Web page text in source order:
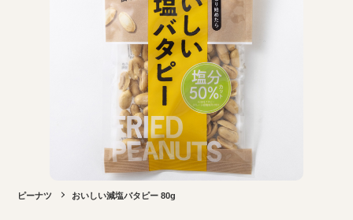
ピーナツ おいしい減塩バタピー 80g